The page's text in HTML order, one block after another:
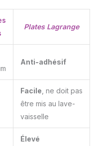
Plates Lagrange
Anti-adhésif
Facile , ne doit pas
être mis au lave-
vaisselle
Élevé